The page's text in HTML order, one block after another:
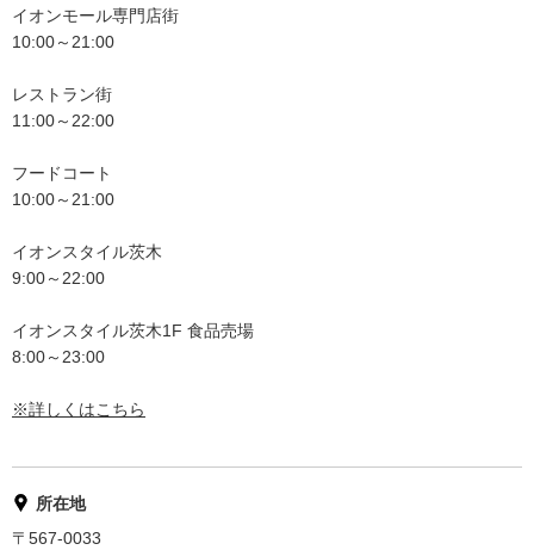
イオンモール専門店街
10:00～21:00
レストラン街
11:00～22:00
フードコート
10:00～21:00
イオンスタイル茨木
9:00～22:00
イオンスタイル茨木1F 食品売場
8:00～23:00
※詳しくはこちら
所在地
〒567-0033